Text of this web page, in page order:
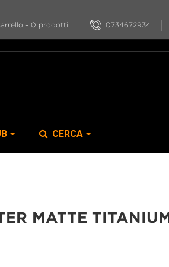
- 0 prodotti 0734672934
CERCA
MATTE TITANIUM